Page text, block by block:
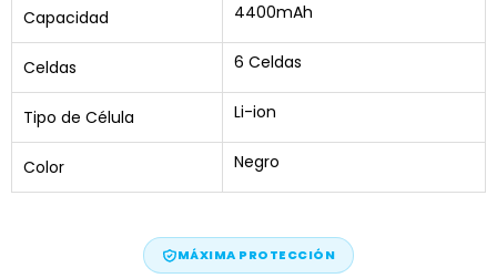
Capacidad 4400mAh
Celdas 6 Celdas
Tipo de Célula Li-ion
Color Negro
MÁXIMA PROTECCIÓN